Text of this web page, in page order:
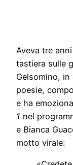
Aveva tre
tastiera sulle
Gelsomino,
poesie,
e ha
1 nel
e Bianca
motto virale: